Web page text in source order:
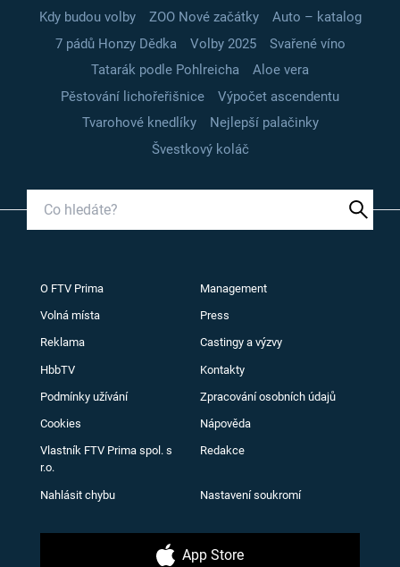
Kdy budou volby
ZOO Nové začátky
Auto – katalog
7 pádů Honzy Dědka
Volby 2025
Svařené víno
Tatarák podle Pohlreicha
Aloe vera
Pěstování lichořeřišnice
Výpočet ascendentu
Tvarohové knedlíky
Nejlepší palačinky
Švestkový koláč
O FTV Prima Management
Volná místa Press
Reklama Castingy a výzvy
HbbTV Kontakty
Podmínky užívání Zpracování osobních údajů
Cookies Nápověda
Vlastník FTV Prima spol. s
r.o.
Redakce
Nahlásit chybu Nastavení soukromí
App Store